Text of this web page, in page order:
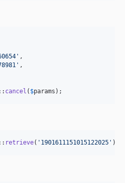
' ,
' ,
cancel ( $params );
retrieve( ' 1901611151015122025 ' );